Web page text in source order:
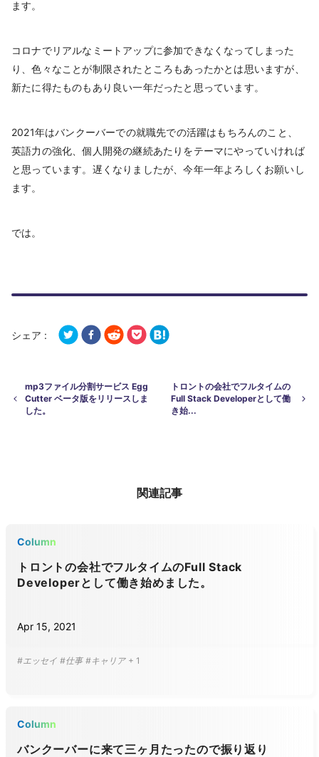
ます。
コロナでリアルなミートアップに参加できなくなってしまった
り、色々なことが制限されたところもあったかとは思いますが、
新たに得たものもあり良い一年だったと思っています。
2021年はバンクーバーでの就職先での活躍はもちろんのこと、
英語力の強化、個人開発の継続あたりをテーマにやっていければ
と思っています。遅くなりましたが、今年一年よろしくお願いし
ます。
では。
シェア :
mp3ファイル分割サービス Egg
Cutter ベータ版をリリースしま
した。
トロントの会社でフルタイムの
Full Stack Developerとして働
き始...
関連記事
Column
トロントの会社でフルタイムのFull Stack
Developerとして働き始めました。
Apr 15, 2021
#エッセイ #仕事 #キャリア + 1
Column
バンクーバーに来て三ヶ月たったので振り返り